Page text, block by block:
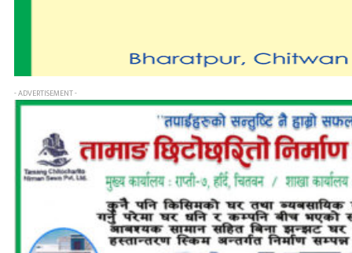
- ADVERTISEMENT -